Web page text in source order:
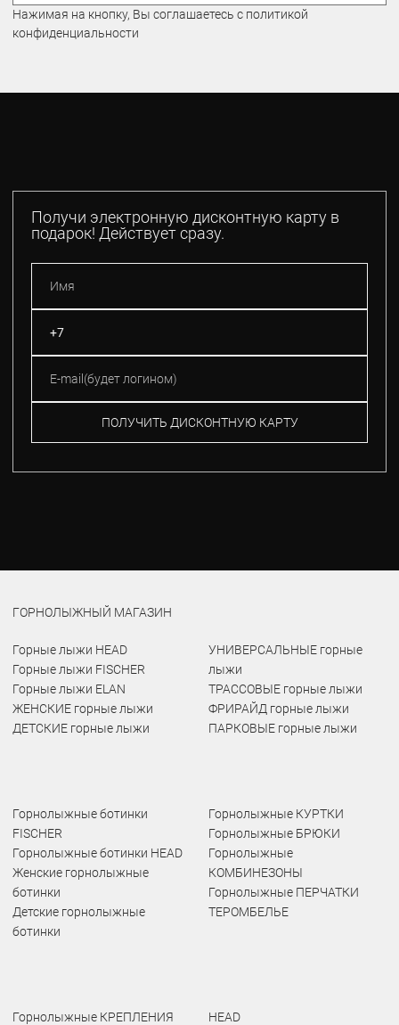
Нажимая на кнопку, Вы соглашаетесь с политикой
конфиденциальности
Получи электронную дисконтную карту в
подарок! Действует сразу.
ПОЛУЧИТЬ ДИСКОНТНУЮ КАРТУ
ГОРНОЛЫЖНЫЙ МАГАЗИН
Горные лыжи HEAD
Горные лыжи FISCHER
Горные лыжи ELAN
ЖЕНСКИЕ горные лыжи
ДЕТСКИЕ горные лыжи
УНИВЕРСАЛЬНЫЕ горные
лыжи
ТРАССОВЫЕ горные лыжи
ФРИРАЙД горные лыжи
ПАРКОВЫЕ горные лыжи
Горнолыжные ботинки
FISCHER
Горнолыжные ботинки HEAD
Женские горнолыжные
ботинки
Детские горнолыжные
ботинки
Горнолыжные КУРТКИ
Горнолыжные БРЮКИ
Горнолыжные
КОМБИНЕЗОНЫ
Горнолыжные ПЕРЧАТКИ
ТЕРОМБЕЛЬЕ
Горнолыжные КРЕПЛЕНИЯ
HEAD